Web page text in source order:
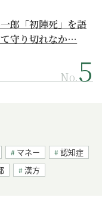
郎「初陣死」を語
守り切れなか…
No.
マネー
認知症
漢方